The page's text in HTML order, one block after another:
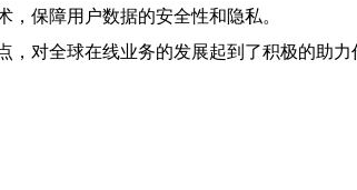
保障用户数据的安全性和隐私。
对全球在线业务的发展起到了积极的助